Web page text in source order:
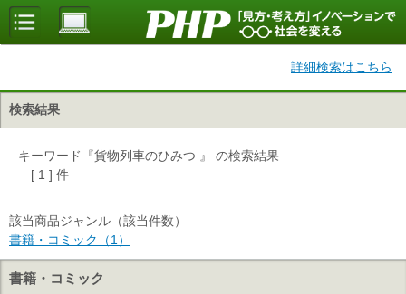
詳細検索はこちら
検索結果
キーワード『貨物列車のひみつ 』 の検索結果
[ 1 ] 件
該当商品ジャンル（該当件数）
書籍・コミック（1）
書籍・コミック